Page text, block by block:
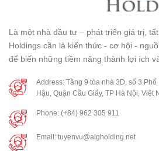
Là một nhà đầu tư – phát triển giá trị,
Holdings cần là kiến thức - cơ hội -
để biến những tiềm năng thành lợi ích
Address: Tầng 9 tòa nhà 3D, số 3
Hậu, Quận Cầu Giấy, TP Hà Nội, Việt
Phone: (+84) 962 305 911
Email: tuyenvu@aigholding.net